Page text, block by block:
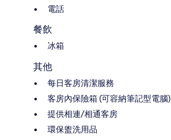
電話
餐飲
冰箱
其他
每日客房清潔服務
客房內保險箱 (可容納筆記型電腦)
提供相連/相通客房
環保盥洗用品